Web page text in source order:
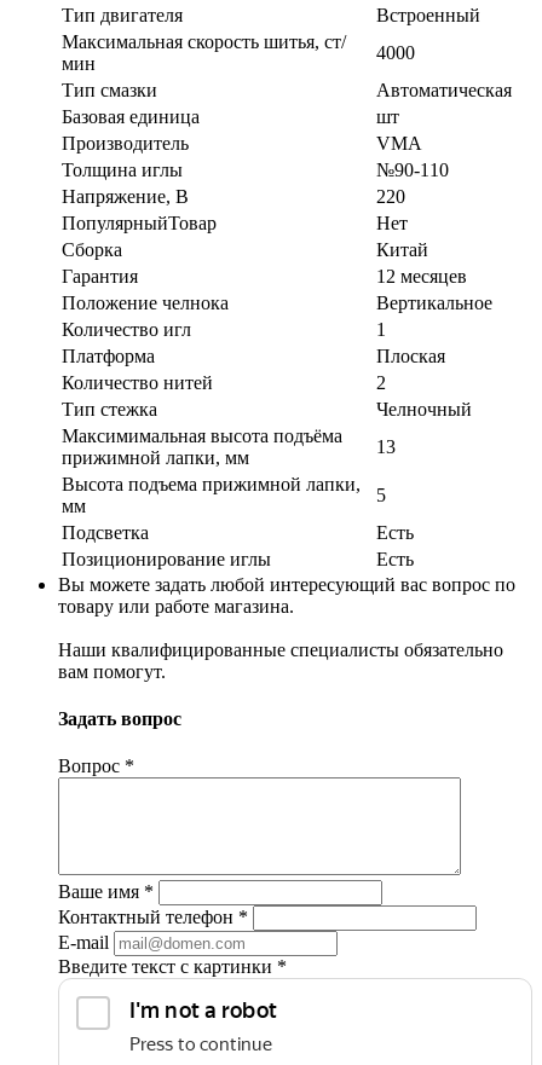
Тип двигателя
Встроенный
Максимальная скорость шитья, ст/
мин
4000
Тип смазки
Автоматическая
Базовая единица
шт
Производитель
VMA
Толщина иглы
№90-110
Напряжение, В
220
ПопулярныйТовар
Нет
Сборка
Китай
Гарантия
12 месяцев
Положение челнока
Вертикальное
Количество игл
1
Платформа
Плоская
Количество нитей
2
Тип стежка
Челночный
Максимимальная высота подъёма
прижимной лапки, мм
13
Высота подъема прижимной лапки,
мм
5
Подсветка
Есть
Позиционирование иглы
Есть
Вы можете задать любой интересующий вас вопрос по
товару или работе магазина.
Наши квалифицированные специалисты обязательно
вам помогут.
Задать вопрос
Вопрос *
Ваше имя *
Контактный телефон *
E-mail
Введите текст с картинки *